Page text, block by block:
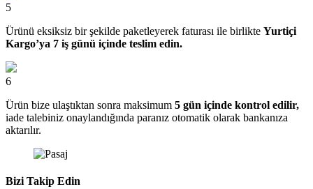
5
Ürünü eksiksiz bir şekilde paketleyerek faturası ile birlikte Yurtiçi
Kargo’ya 7 iş günü içinde teslim edin.
6
Ürün bize ulaştıktan sonra maksimum 5 gün içinde kontrol edilir,
iade talebiniz onaylandığında paranız otomatik olarak bankanıza
aktarılır.
Bizi Takip Edin